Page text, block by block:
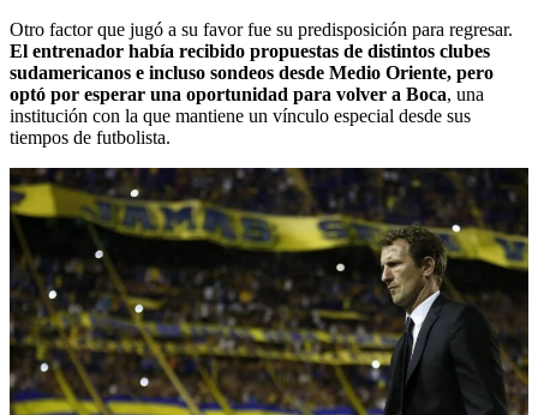
Otro factor que jugó a su favor fue su predisposición para regresar.
El entrenador había recibido propuestas de distintos clubes
sudamericanos e incluso sondeos desde Medio Oriente, pero
optó por esperar una oportunidad para volver a Boca, una
institución con la que mantiene un vínculo especial desde sus
tiempos de futbolista.